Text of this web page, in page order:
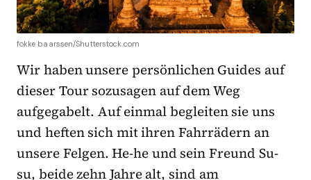
fokke baarssen/Shutterstock.com
Wir haben unsere persönlichen Guides auf
dieser Tour sozusagen auf dem Weg
aufgegabelt. Auf einmal begleiten sie uns
und heften sich mit ihren Fahrrädern an
unsere Felgen. He-he und sein Freund Su-
su, beide zehn Jahre alt, sind am